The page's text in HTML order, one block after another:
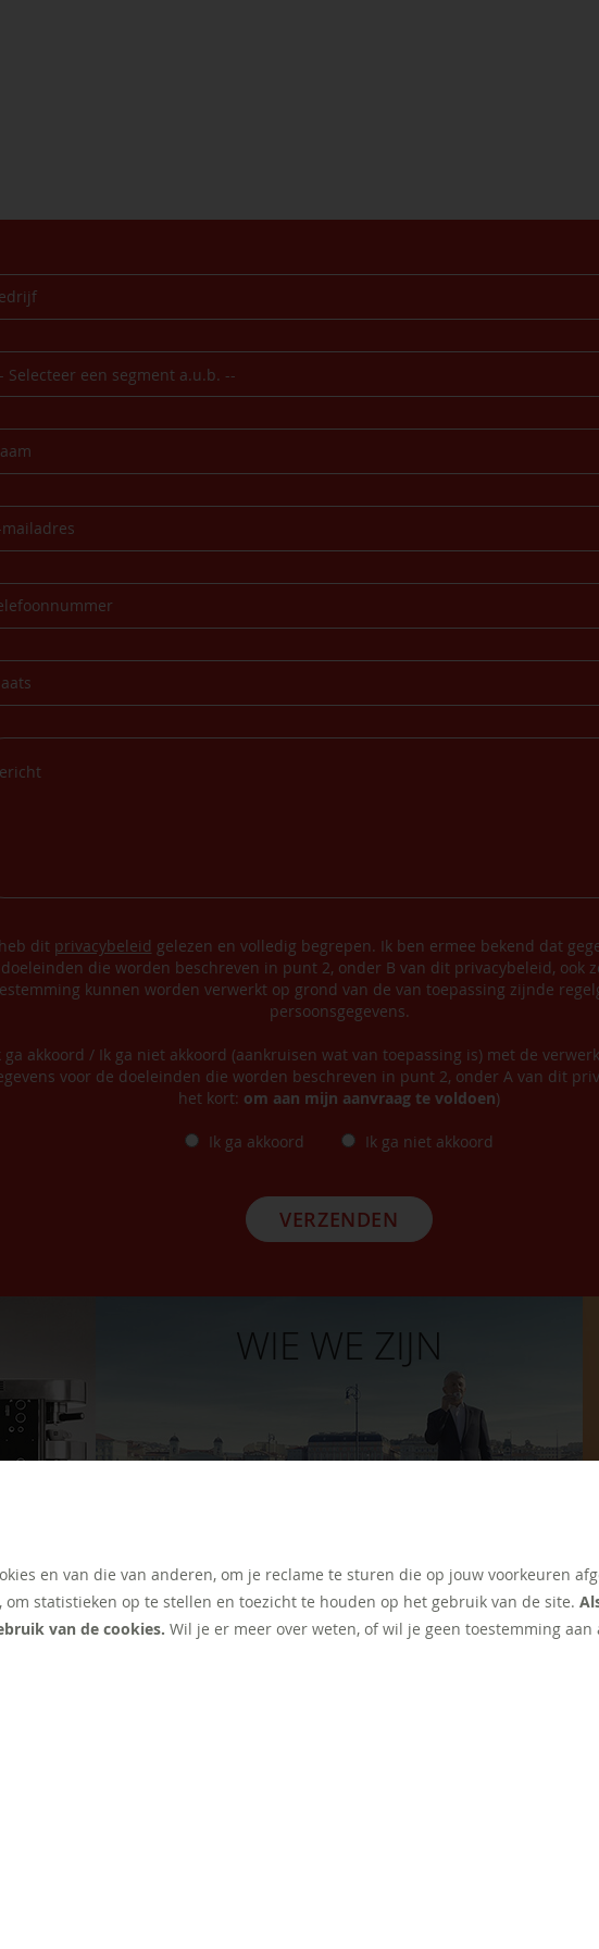
dit privacybeleid gelezen en volledig begrepen. Ik ben ermee bekend dat
doeleinden die worden beschreven in punt 2, onder B van dit privacybeleid, ook
kunnen worden verwerkt op grond van de van toepassing zijnde
persoonsgegevens.
ga akkoord / Ik ga niet akkoord (aankruisen wat van toepassing is) met de
voor de doeleinden die worden beschreven in punt 2, onder A van dit
het kort: om aan mijn aanvraag te voldoen)
Ik ga akkoord Ik ga niet akkoord
VERZENDEN
WIE WE ZIJN
en van die van anderen, om je reclame te sturen die op jouw voorkeuren
statistieken op te stellen en toezicht te houden op het gebruik van de site.
van de cookies. Wil je er meer over weten, of wil je geen toestemming aan